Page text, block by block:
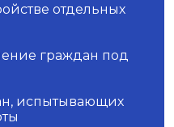
отдельных
граждан под
испытывающих